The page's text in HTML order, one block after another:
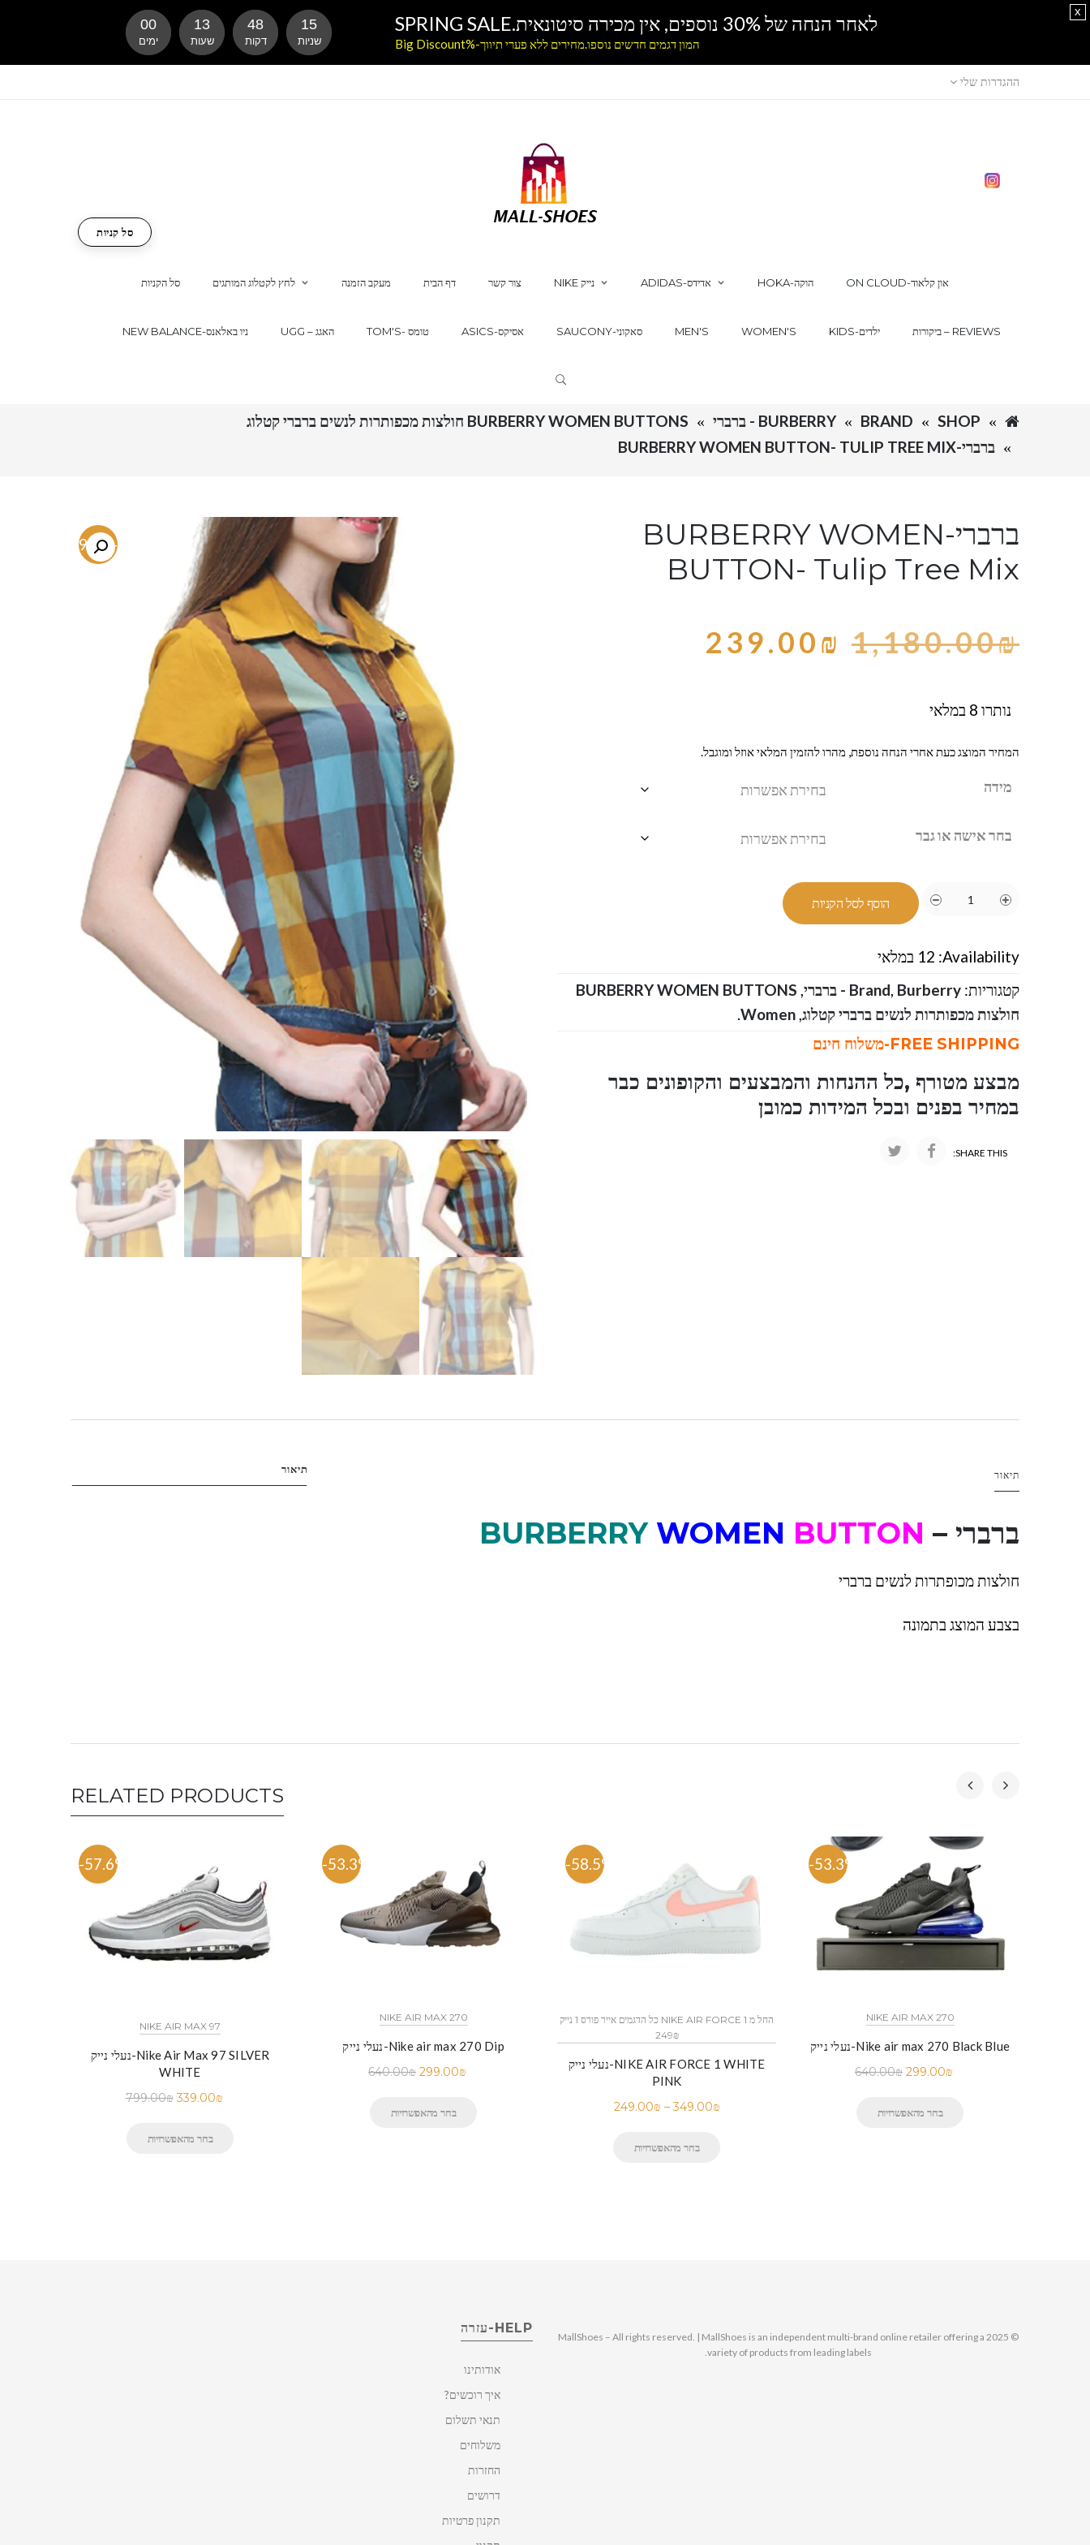
ההגדרות שלי
סל הקניות לחץ לקטלוג המותגים מעקב הזמנה דף הבית צור קשר NIKE נייק ADIDAS-אדידס HOKA-הוקה ON CLOUD-און קלאוד
NEW BALANCE-ניו באלאנס UGG – האגג TOM'S- טומס ASICS-אסיקס SAUCONY-סאקוני MEN'S WOMEN'S KIDS-ילדים ביקורות – REVIEWS
סל קניות
SHOP
BRAND BURBERRY - ברברי
BURBERRY WOMEN BUTTONS חולצות מכפותרות לנשים ברברי קטלוג
ברברי-BURBERRY WOMEN BUTTON- TULIP TREE MIX
-79.7%
ברברי-BURBERRY WOMEN
BUTTON- Tulip Tree Mix
1,180.00₪
239.00₪
נותרו 8 במלאי
המחיר המוצג כעת אחרי הנחה נוספת, מהרו להזמין המלאי אוזל ומוגבל.
מידה
בחר אישה או גבר
הוסף לסל הקניות
Availability: 12 במלאי
קטגוריות:
Brand, Burberry - ברברי ,
BURBERRY WOMEN BUTTONS
חולצות מכפותרות לנשים ברברי קטלוג,
Women
.
FREE SHIPPING-משלוח חינם
מבצע מטורף ,כל ההנחות והמבצעים והקופונים כבר
במחיר בפנים ובכל המידות כמובן
SHARE THIS:
תיאור תיאור
ברברי – BURBERRY WOMEN BUTTON
חולצות מכופתרות לנשים ברברי
בצבע המוצג בתמונה
RELATED PRODUCTS
-57.6%
NIKE AIR MAX 97
נעלי נייק-Nike Air Max 97 SILVER
WHITE
799.00₪ 339.00₪
בחר מהאפשרויות
-53.3%
NIKE AIR MAX 270
נעלי נייק-Nike air max 270 Dip
640.00₪ 299.00₪
בחר מהאפשרויות
-58.5%
כל הדגמים אייר פורס 1 נייק NIKE AIR FORCE 1 החל מ
249₪
נעלי נייק-NIKE AIR FORCE 1 WHITE
PINK
249.00₪ – 349.00₪
בחר מהאפשרויות
-53.3%
NIKE AIR MAX 270
נעלי נייק-Nike air max 270 Black Blue
640.00₪ 299.00₪
בחר מהאפשרויות
HELP-עזרה
אודותינו
איך רוכשים?
תנאי תשלום
משלוחים
החזרות
דרושים
תקנון פרטיות
© 2025 MallShoes – All rights reserved. | MallShoes is an independent multi-brand online retailer offering a
variety of products from leading labels.
לאחר הנחה של 30% נוספים, אין מכירה סיטונאית.SPRING SALE
המון דגמים חדשים נוספו.מחירים ללא פערי תיווך-%Big Discount
00
ימים
13
שעות
48
דקות
14
שניות
x